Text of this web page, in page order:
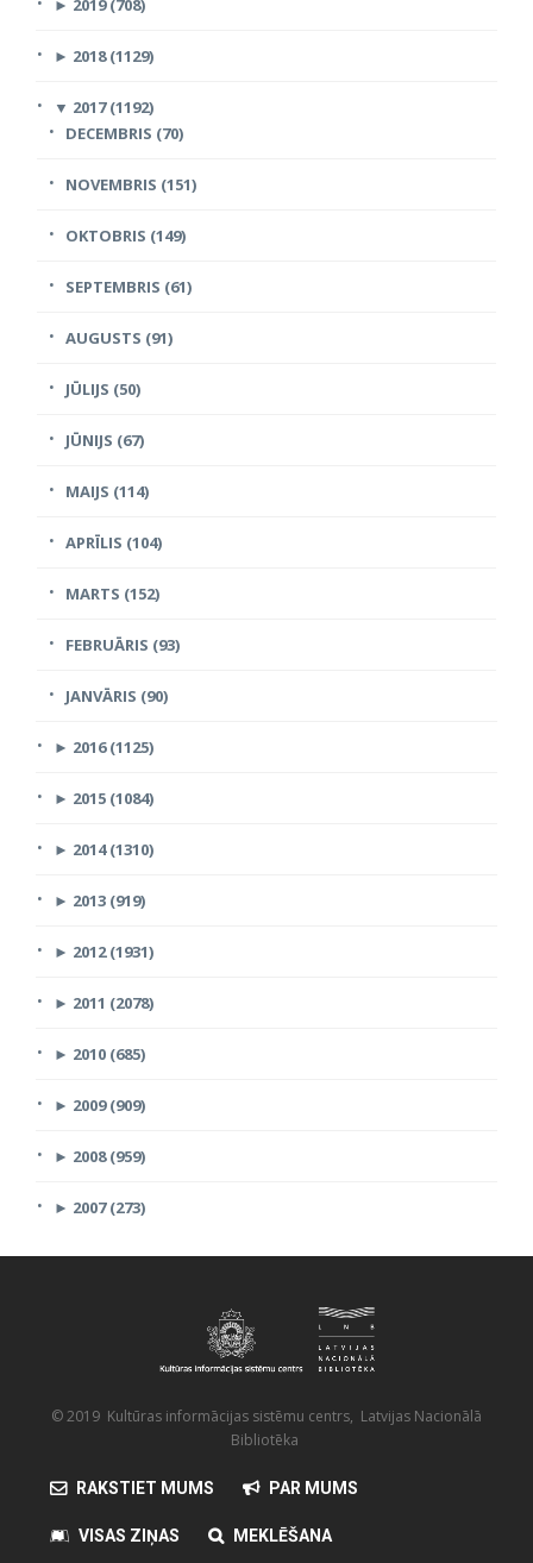
► 2019 (708)
► 2018 (1129)
▼ 2017 (1192)
DECEMBRIS (70)
NOVEMBRIS (151)
OKTOBRIS (149)
SEPTEMBRIS (61)
AUGUSTS (91)
JŪLIJS (50)
JŪNIJS (67)
MAIJS (114)
APRĪLIS (104)
MARTS (152)
FEBRUĀRIS (93)
JANVĀRIS (90)
► 2016 (1125)
► 2015 (1084)
► 2014 (1310)
► 2013 (919)
► 2012 (1931)
► 2011 (2078)
► 2010 (685)
► 2009 (909)
► 2008 (959)
► 2007 (273)
© 2019 Kultūras informācijas sistēmu centrs, Latvijas Nacionālā
Bibliotēka
RAKSTIET MUMS PAR MUMS
VISAS ZIŅAS MEKLĒŠANA